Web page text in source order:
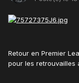
Retour en Premier
pour les retrouvailles